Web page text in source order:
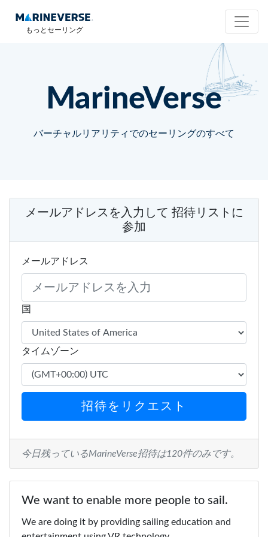
もっとセーリング
MarineVerse
バーチャルリアリティでのセーリングのすべて
メールアドレスを入力して 招待リストに
参加
メールアドレス
国
タイムゾーン
招待をリクエスト
今日残っているMarineVerse招待は120件のみです。
We want to enable more people to sail.
We are doing it by providing sailing education and